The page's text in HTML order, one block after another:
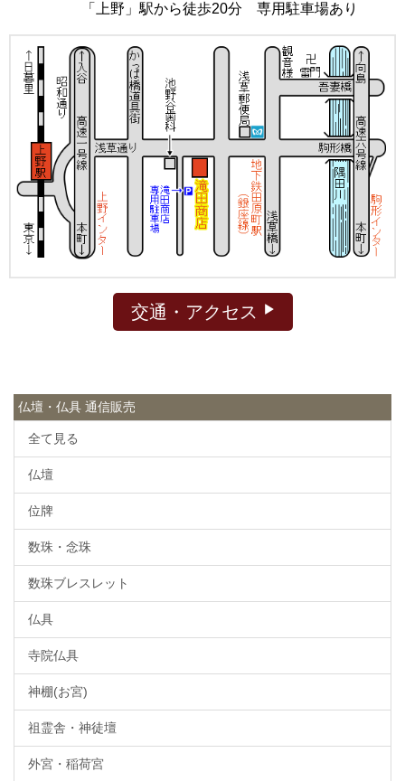
「上野」駅から徒歩20分 専用駐車場あり
交通・アクセス
仏壇・仏具 通信販売
全て見る
仏壇
位牌
数珠・念珠
数珠ブレスレット
仏具
寺院仏具
神棚(お宮)
祖霊舎・神徒壇
外宮・稲荷宮